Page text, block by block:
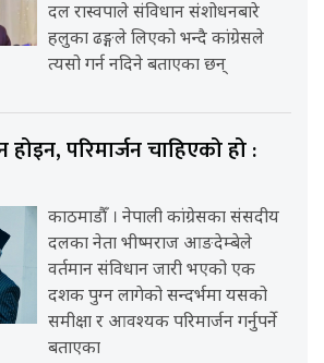
दल रास्वपाले संविधान संशोधनबारे
हलुका ढङ्गले लिएको भन्दै कांग्रेसले
त्यसो गर्न नदिने बताएका छन्
परिमार्जन चाहिएको हो :
काठमाडौँ । नेपाली कांग्रेसका संसदीय
दलका नेता भीष्मराज आङदेम्बेले
वर्तमान संविधान जारी भएको एक
दशक पुग्न लागेको सन्दर्भमा यसको
समीक्षा र आवश्यक परिमार्जन गर्नुपर्ने
बताएका